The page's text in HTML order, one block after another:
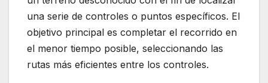
una serie de controles o puntos específicos. El
objetivo principal es completar el recorrido en
el menor tiempo posible, seleccionando las
rutas más eficientes entre los controles.